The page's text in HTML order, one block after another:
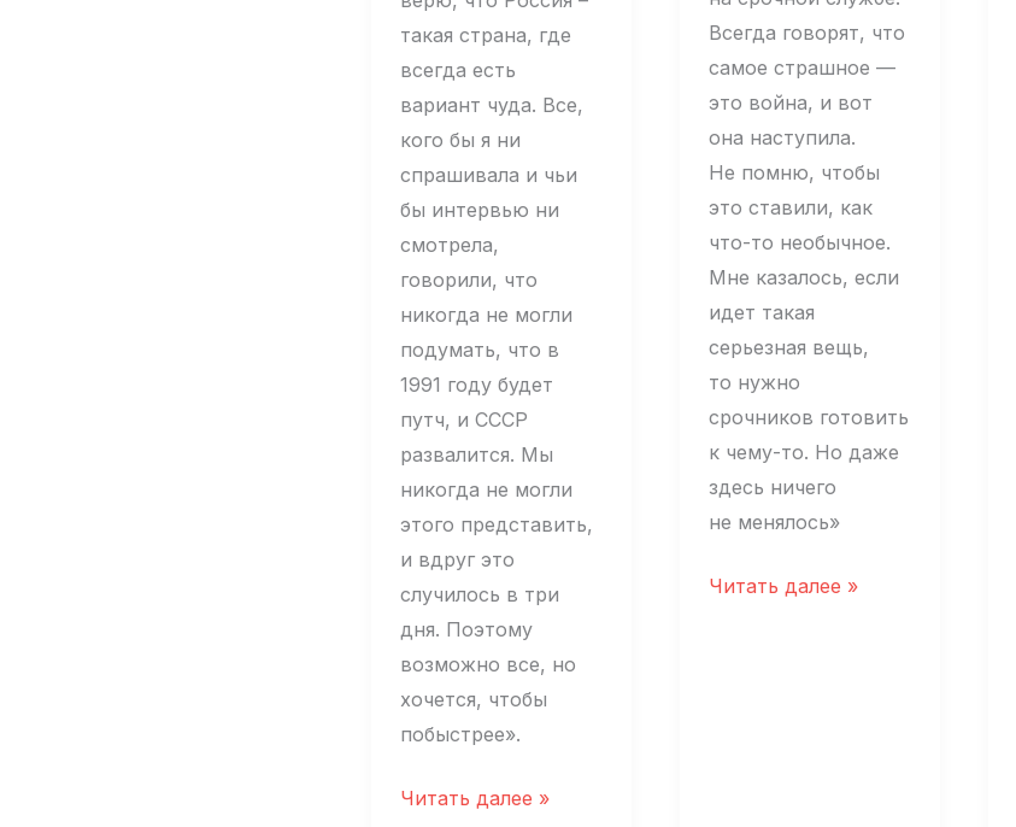
такая страна, где
всегда есть
вариант чуда. Все,
кого бы я ни
спрашивала и чьи
бы интервью ни
смотрела,
говорили, что
никогда не могли
подумать, что в
1991 году будет
путч, и СССР
развалится. Мы
никогда не могли
этого представить,
и вдруг это
случилось в три
дня. Поэтому
возможно все, но
хочется, чтобы
побыстрее».
Ксения
Читать далее »
Всегда говорят, что
самое страшное —
это война, и вот
она наступила.
Не помню, чтобы
это ставили, как
что-то необычное.
Мне казалось, если
идет такая
серьезная вещь,
то нужно
срочников готовить
к чему-то. Но даже
здесь ничего
не менялось»
Войну
Читать далее »